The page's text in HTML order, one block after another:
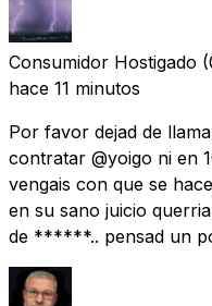
Consumidor Hostigado
hace 11 minutos
Por favor dejad de
contratar @yoigo ni en
vengais con que se
en su sano juicio
de ******.. pensad un